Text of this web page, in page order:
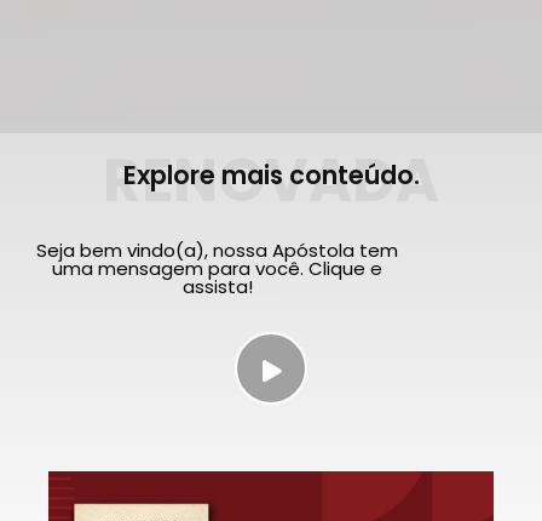
RENOVADA
Explore mais conteúdo.
Seja bem vindo(a), nossa Apóstola tem
uma mensagem para você. Clique e
assista!